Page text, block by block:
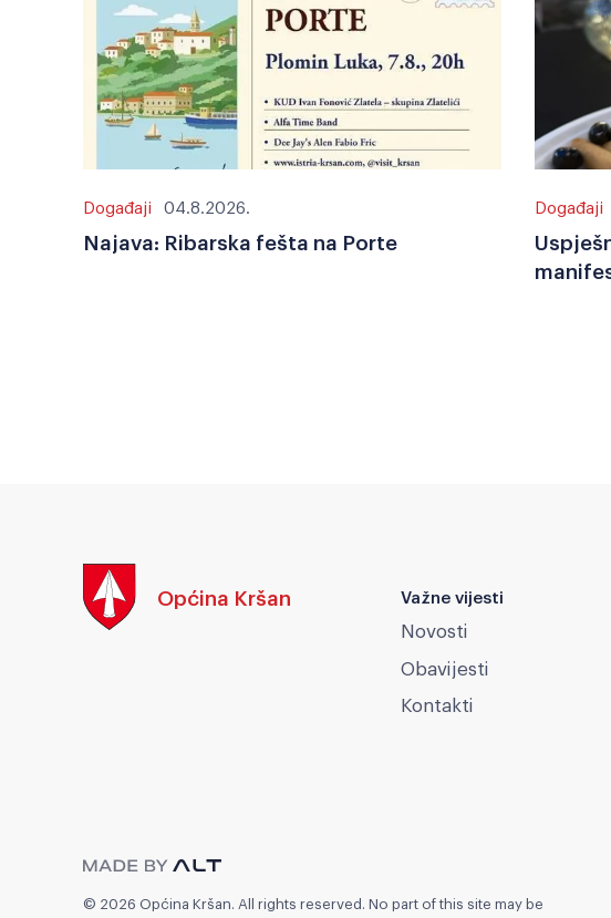
Događaji 04.8.2026.
Najava: Ribarska fešta na Porte
Događaji
Općina Kršan Važne vijesti
Novosti
Obavijesti
Kontakti
© 2026 Općina Kršan. All rights reserved. No part of this site may be